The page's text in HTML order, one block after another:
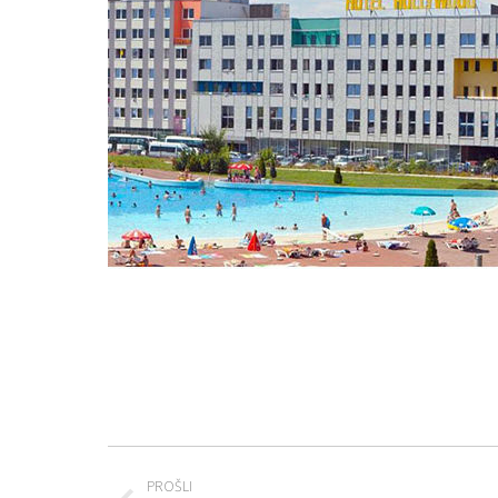
PROŠLI